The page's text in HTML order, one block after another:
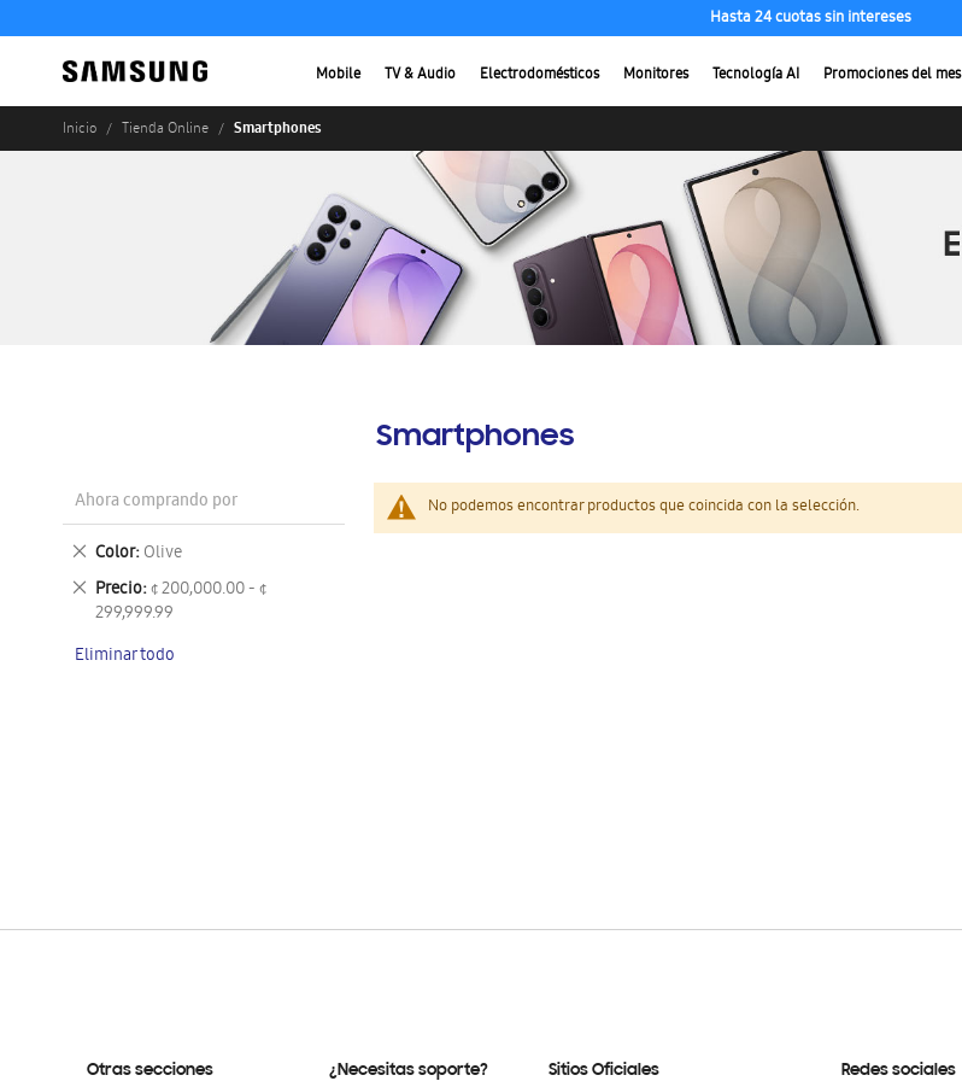
Hasta 24 cuotas sin intereses
Mobile TV & Audio Electrodomésticos Monitores Tecnología AI Promociones del mes
Inicio Tienda Online Smartphones
Smartphones
No podemos encontrar productos que coincida con la selección.
Ahora comprando por
Color Olive
Eliminar
este
artículo
Precio ¢ 200,000.00 - ¢
299,999.99
Eliminar
este
Eliminar todo
Otras secciones ¿Necesitas soporte? Sitios Oficiales Redes sociales